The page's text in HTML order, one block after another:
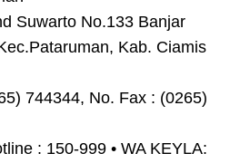
Suwarto No.133 Banjar
Kab. Ciamis
744344, No. Fax : (0265)
: 150-999 • WA KEYLA: